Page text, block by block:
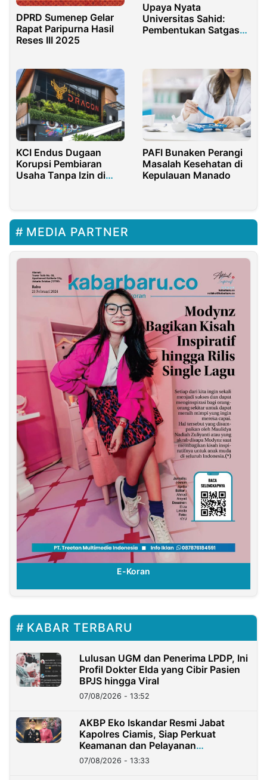
DPRD Sumenep Gelar
Rapat Paripurna Hasil
Reses III 2025
Upaya Nyata
Universitas Sahid:
Pembentukan Satgas
KCI Endus Dugaan
Korupsi Pembiaran
Usaha Tanpa Izin di
PAFI Bunaken Perangi
Masalah Kesehatan di
Kepulauan Manado
MEDIA PARTNER
E-Koran
KABAR TERBARU
Lulusan UGM dan Penerima LPDP, Ini
Profil Dokter Elda yang Cibir Pasien
BPJS hingga Viral
07/08/2026 - 13:52
AKBP Eko Iskandar Resmi Jabat
Kapolres Ciamis, Siap Perkuat
Keamanan dan Pelayanan
Masyarakat
07/08/2026 - 13:33